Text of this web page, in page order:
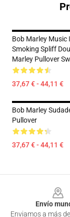
Bob Marley Music
Smoking Spliff
Marley Pullover
37,67 € - 44,11 €
Bob Marley
Pullover
37,67 € - 44,11 €
Envío
Enviamos a más